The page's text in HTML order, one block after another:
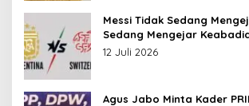
Messi Tidak Sedang
Sedang Mengejar
12 Juli 2026
Agus Jabo Minta Kader